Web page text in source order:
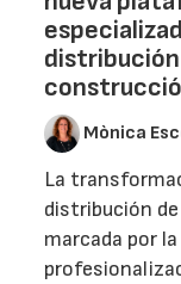
Mònica
La
distribución
marcada por